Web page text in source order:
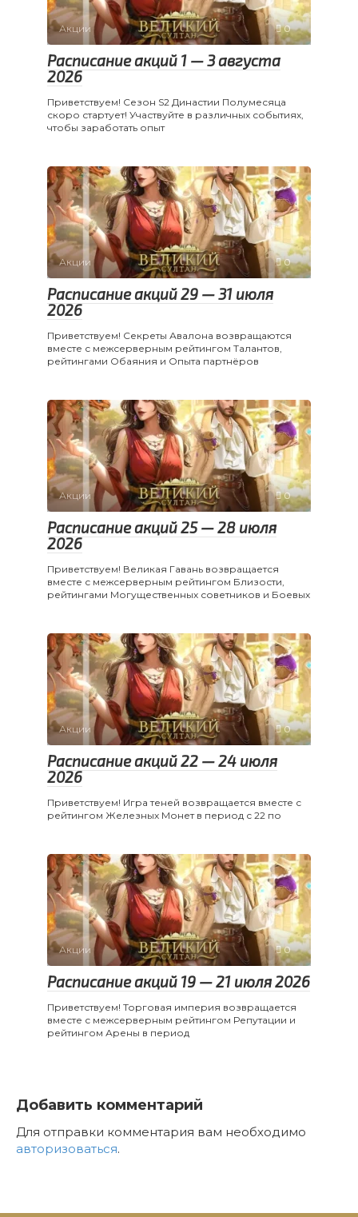
Акции 0
Расписание акций 1 — 3 августа
2026
Приветствуем! Сезон S2 Династии Полумесяца
скоро стартует! Участвуйте в различных событиях,
чтобы заработать опыт
Акции 0
Расписание акций 29 — 31 июля
2026
Приветствуем! Секреты Авалона возвращаются
вместе с межсерверным рейтингом Талантов,
рейтингами Обаяния и Опыта партнёров
Акции 0
Расписание акций 25 — 28 июля
2026
Приветствуем! Великая Гавань возвращается
вместе с межсерверным рейтингом Близости,
рейтингами Могущественных советников и Боевых
Акции 0
Расписание акций 22 — 24 июля
2026
Приветствуем! Игра теней возвращается вместе с
рейтингом Железных Монет в период с 22 по
Акции 0
Расписание акций 19 — 21 июля 2026
Приветствуем! Торговая империя возвращается
вместе с межсерверным рейтингом Репутации и
рейтингом Арены в период
Добавить комментарий
Для отправки комментария вам необходимо
авторизоваться.